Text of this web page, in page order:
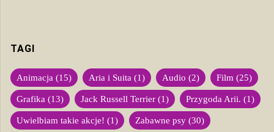
TAGI
Animacja (15) Aria i Suita (1) Audio (2) Film (25)
Grafika (13) Jack Russell Terrier (1) Przygoda Arii. (1)
Uwielbiam takie akcje! (1) Zabawne psy (30)